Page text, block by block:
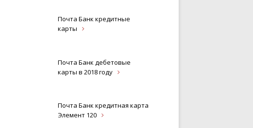
Почта Банк кредитные
карты
Почта Банк дебетовые
карты в 2018году
Почта Банк кредитная карта
Элемент 120